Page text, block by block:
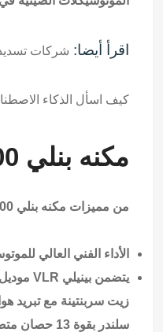
اقرأ أيضا: شركات
كيف اسأل الذكاء
مكنه بنلي 200
من مميزات مكنه بنلي 200:
الأداء الفني العالي
سلندر بقوة